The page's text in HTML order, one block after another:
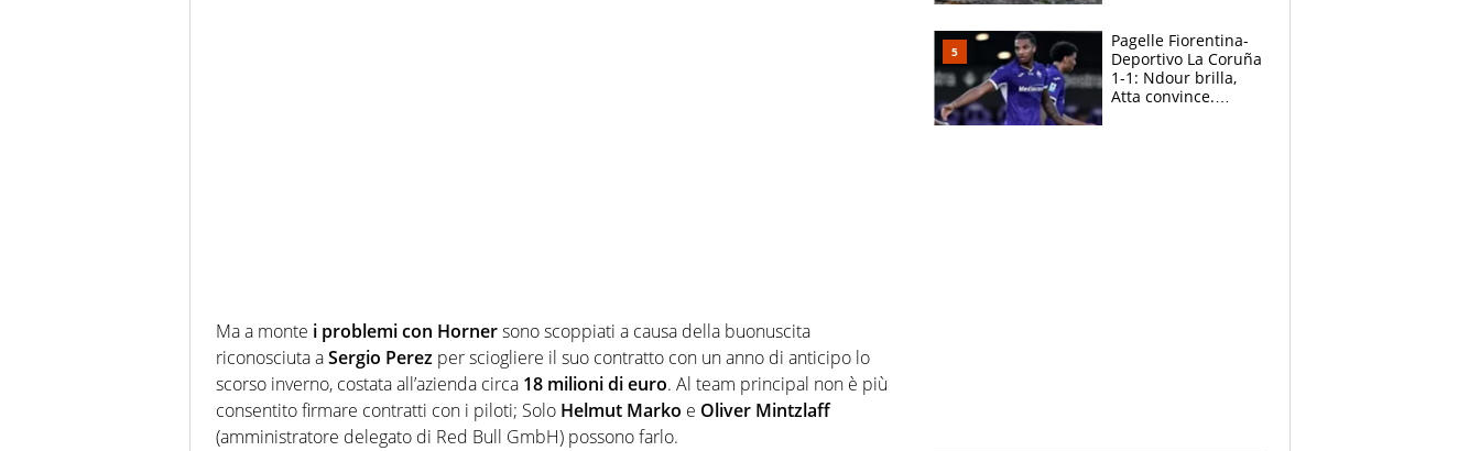
Ma a monte i problemi con Hornersono scoppiati a causa della buonuscita
riconosciuta aSergio Perez per sciogliere il suo contratto con un anno di anticipo lo
scorso inverno, costata all’azienda circa 18 milioni di euro. Al team principal non è più
consentito firmare contratti con i piloti; Solo Helmut Marko e Oliver Mintzlaff
(amministratore delegato di Red Bull GmbH) possono farlo.
adesso
Pagelle Fiorentina-
Deportivo La Coruña
1-1: Ndour brilla,
Atta convince.